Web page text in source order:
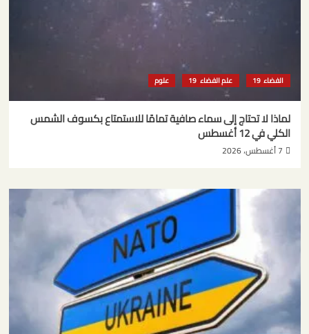
الفضاء علم الفضاء علوم
لماذا لا تحتاج إلى سماء صافية تمامًا للاستمتاع بكسوف الشمس
الكلي في 12 أغسطس
7 أغسطس، 2026